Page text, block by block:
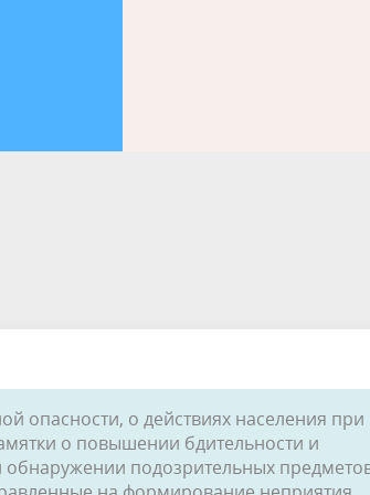
опасности, о действиях населения при
о повышении бдительности и
обнаружении подозрительных